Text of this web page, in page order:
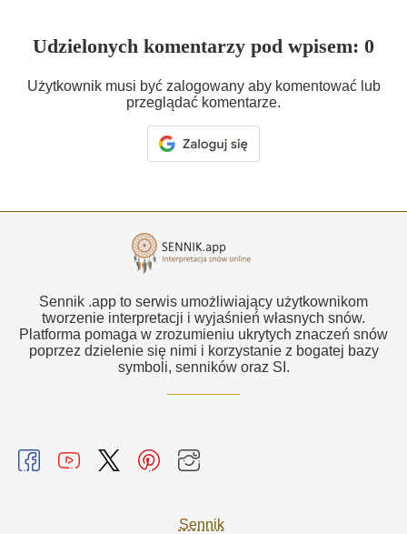
Udzielonych komentarzy pod wpisem: 0
Użytkownik musi być zalogowany aby komentować lub
przeglądać komentarze.
Sennik .app to serwis umożliwiający użytkownikom
tworzenie interpretacji i wyjaśnień własnych snów.
Platforma pomaga w zrozumieniu ukrytych znaczeń snów
poprzez dzielenie się nimi i korzystanie z bogatej bazy
symboli, senników oraz SI.
Sennik